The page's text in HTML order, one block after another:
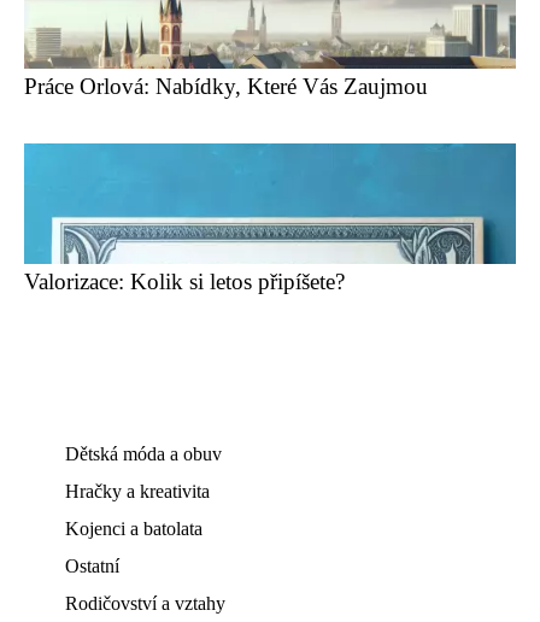
Práce Orlová: Nabídky, Které Vás Zaujmou
Valorizace: Kolik si letos připíšete?
Dětská móda a obuv
Hračky a kreativita
Kojenci a batolata
Ostatní
Rodičovství a vztahy